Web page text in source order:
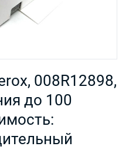
008R12898,
до 100